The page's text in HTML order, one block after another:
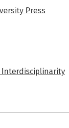
Press
Interdisciplinarity